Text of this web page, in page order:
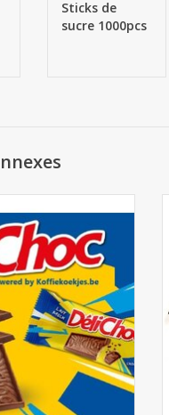
Sticks de
sucre 1000pcs
AU PANIER